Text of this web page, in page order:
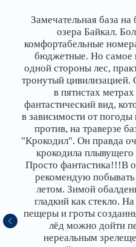
Турбаза расположена в
тёплые и уютные,
главные условия для
отдельно хочу
персонал, это просто
весёлые и активные!
тянет больше на кафе,
столов классная,
Приезжайте в любое
время! Мы были в
Инга